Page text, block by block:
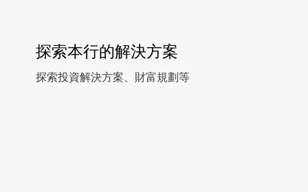
探索本行的解決方案
探索投資解決方案、財富規劃等